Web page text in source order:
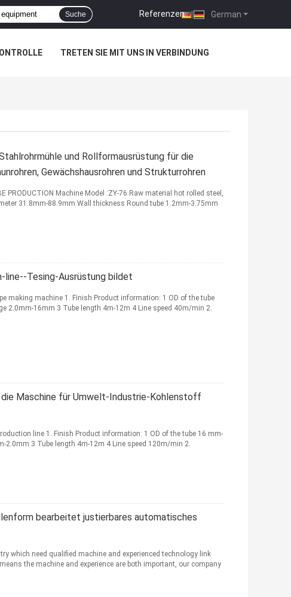
German
Referenzen |
Suche
TRETEN SIE MIT UNS IN VERBINDUNG
und Rollformausrüstung für die
Gewächshausrohren und Strukturrohren
PRODUCTION Machine Model :ZY-76 Raw material hot rolled steel,
31.8mm-88.9mm Wall thickness Round tube 1.2mm-3.75mm
line--Tesing-Ausrüstung bildet
making machine 1. Finish Product information: 1 OD of the tube
2.0mm-16mm 3 Tube length 4m-12m 4 Line speed 40m/min 2.
Maschine für Umwelt-Industrie-Kohlenstoff
line 1. Finish Product information: 1 OD of the tube 16 mm-
2.0mm 3 Tube length 4m-12m 4 Line speed 120m/min 2.
bearbeitet justierbares automatisches
which need qualified machine and experienced technology link
the machine and experience are both important, our company